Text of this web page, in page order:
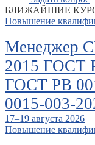
БЛИЖАЙШИЕ
Повышение
Менеджер
2015 ГОСТ
ГОСТ РВ
0015-003-
17–19 августа 2026
Повышение